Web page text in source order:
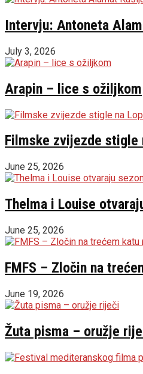
Intervju: Antoneta
July 3, 2026
Arapin – lice s ožiljkom
Filmske zvijezde stigle
June 25, 2026
Thelma i Louise
June 25, 2026
FMFS – Zločin na
June 19, 2026
Žuta pisma – oružje